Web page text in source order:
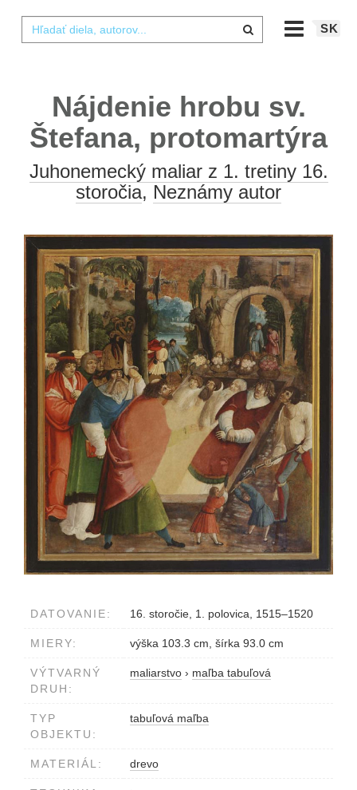
SK
Nájdenie hrobu sv.
Štefana, protomartýra
Juhonemecký maliar z 1. tretiny 16.
storočia, Neznámy autor
DATOVANIE: 16. storočie, 1. polovica, 1515–1520
MIERY: výška 103.3 cm, šírka 93.0 cm
VÝTVARNÝ
DRUH:
maliarstvo › maľba tabuľová
TYP
OBJEKTU:
tabuľová maľba
MATERIÁL: drevo